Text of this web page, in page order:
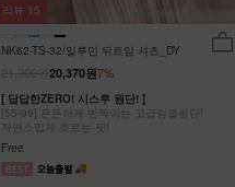
NK62-TS-32/일루민 뒤트임 셔츠_DY
7%
20,370원
[ 답답한ZERO! 시스루 원단! ]
[55-99] 은은하게 반짝이는 고급링클원단!
자연스럽게 흐르는 핏!
Free
리뷰 15